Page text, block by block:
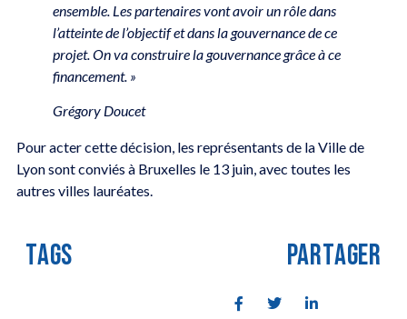
ensemble. Les partenaires vont avoir un rôle dans
l’atteinte de l’objectif et dans la gouvernance de ce
projet. On va construire la gouvernance grâce à ce
financement. »
Grégory Doucet
Pour acter cette décision, les représentants de la Ville de
Lyon sont conviés à Bruxelles le 13 juin, avec toutes les
autres villes lauréates.
TAGS PARTAGER